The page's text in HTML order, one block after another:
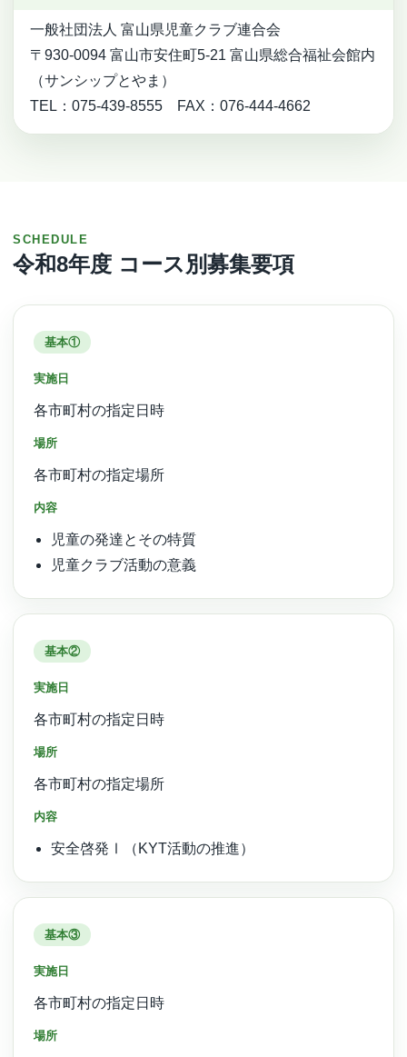
一般社団法人 富山県児童クラブ連合会
〒930-0094 富山市安住町5-21 富山県総合福祉会館内
（サンシップとやま）
TEL：075-439-8555 FAX：076-444-4662
SCHEDULE
令和8年度 コース別募集要項
基本①
実施日
各市町村の指定日時
場所
各市町村の指定場所
内容
児童の発達とその特質
児童クラブ活動の意義
基本②
実施日
各市町村の指定日時
場所
各市町村の指定場所
内容
安全啓発Ⅰ（KYT活動の推進）
基本③
実施日
各市町村の指定日時
場所